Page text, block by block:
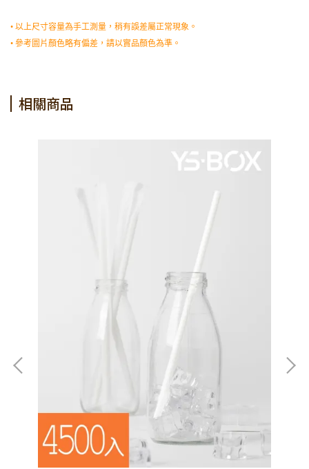
• 以上尺寸容量為手工測量，稍有誤差屬正常現象。
• 參考圖片顏色略有偏差，請以實品顏色為準。
相關商品